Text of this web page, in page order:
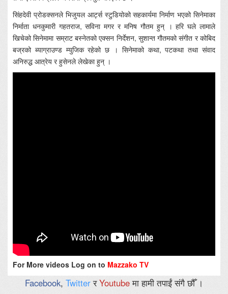
सिंहदेवी प्रोडक्सनले भिजुयल आर्ट्स स्टुडियोको सहकार्यमा निर्माण भएको सिनेमाका
निर्माता धनकुमारी गहतराज, सविना मगर र मनिष गौतम हुन् । हरि घले लामाले
खिचेको सिनेमामा सम्राट बस्नेतको एक्सन निर्देशन, सुशान्त गौतमको संगीत र कोबिद
बज्रको ब्याग्राउण्ड म्युजिक रहेको छ । सिनेमाको कथा, पटकथा तथा संवाद
अनिरुद्ध आत्रेय र हुसेनले लेखेका हुन् ।
For More videos Log on to Mazzako TV
Facebook, TwitterरYoutubeमा हामी तपाईं संगै छौँ ।